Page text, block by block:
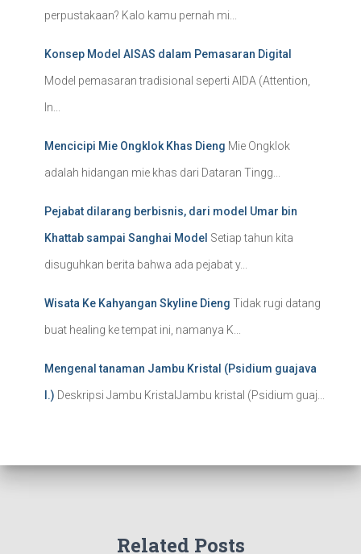
perpustakaan? Kalo kamu pernah mi...
Konsep Model AISAS dalam Pemasaran Digital
Model pemasaran tradisional seperti AIDA (Attention,
In...
Mencicipi Mie Ongklok Khas Dieng Mie Ongklok
adalah hidangan mie khas dari Dataran Tingg...
Pejabat dilarang berbisnis, dari model Umar bin
Khattab sampai Sanghai Model Setiap tahun kita
disuguhkan berita bahwa ada pejabat y...
Wisata Ke Kahyangan Skyline Dieng Tidak rugi datang
buat healing ke tempat ini, namanya K...
Mengenal tanaman Jambu Kristal (Psidium guajava
l.) Deskripsi Jambu KristalJambu kristal (Psidium guaj...
Related Posts